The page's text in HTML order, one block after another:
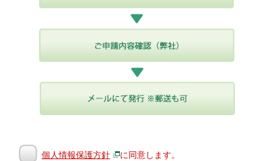
個人情報保護方針 に同意します。